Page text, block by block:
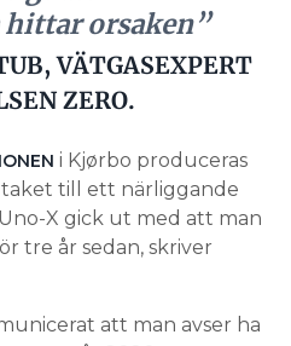
orsaken”
VÄTGASEXPERT
ZERO.
i Kjørbo produceras
till ett närliggande
X gick ut med att man
tre år sedan, skriver
att man avser ha